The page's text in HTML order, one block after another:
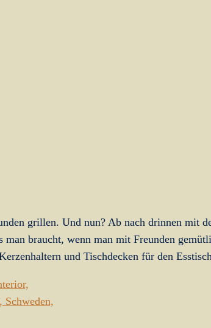
grillen. Und nun? Ab nach drinnen mit
braucht, wenn man mit Freunden
und Tischdecken für den